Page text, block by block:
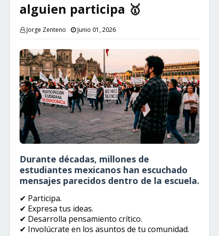
alguien participa 🥇
Jorge Zenteno Junio 01, 2026
Durante décadas, millones de
estudiantes mexicanos han escuchado
mensajes parecidos dentro de la escuela.
✔ Participa.
✔ Expresa tus ideas.
✔ Desarrolla pensamiento crítico.
✔ Involúcrate en los asuntos de tu comunidad.